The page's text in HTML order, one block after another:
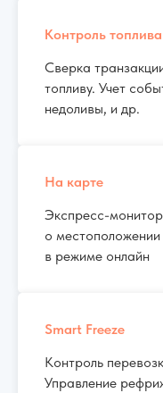
Контроль топлива
Сверка
топливу. Учет
недоливы, и др.
На карте
Экспресс-
о
в режиме онлайн
Smart Freeze
Контроль
Управление